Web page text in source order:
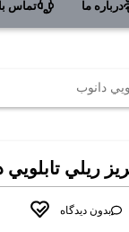
درباره ما تماس
دانوب
ريلي تابلويي
بدون دیدگاه